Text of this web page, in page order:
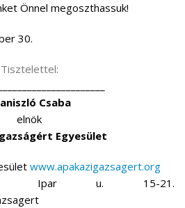
Önnel megoszthassuk!
30.
Tisztelettel:
Csaba
elnök
Egyesület
www.apakazigazsagert.org
Ipar u. 15-21.